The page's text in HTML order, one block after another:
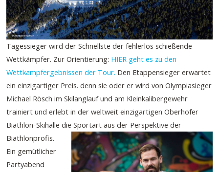
Tagessieger wird der Schnellste der fehlerlos schießende
Wettkämpfer. Zur Orientierung: HIER geht es zu den
Wettkampfergebnissen der Tour. Den Etappensieger erwartet
ein einzigartiger Preis. denn sie oder er wird von Olympiasieger
Michael Rösch im Skilanglauf und am Kleinkalibergewehr
trainiert und erlebt in der weltweit einzigartigen Oberhofer
Biathlon-Skihalle die Sportart aus der Perspektive der
Biathlonprofis.
Ein gemütlicher
Partyabend